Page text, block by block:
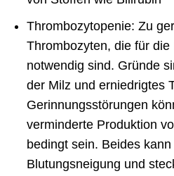
Thrombozytopenie: Zu
Thrombozyten, die für die
notwendig sind. Gründe
der Milz und erniedrigtes
Gerinnungsstörungen
verminderte Produktion
bedingt sein. Beides
Blutungsneigung und